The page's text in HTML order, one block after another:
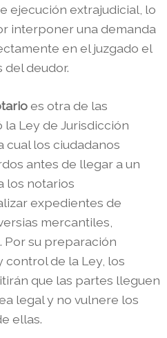
ejecución extrajudicial, lo
interponer una demanda
en el juzgado el
deudor.
es otra de las
Ley de Jurisdicción
cual los ciudadanos
antes de llegar a un
los notarios
expedientes de
mercantiles,
Por su preparación
control de la Ley, los
que las partes lleguen
legal y no vulnere los
ellas.